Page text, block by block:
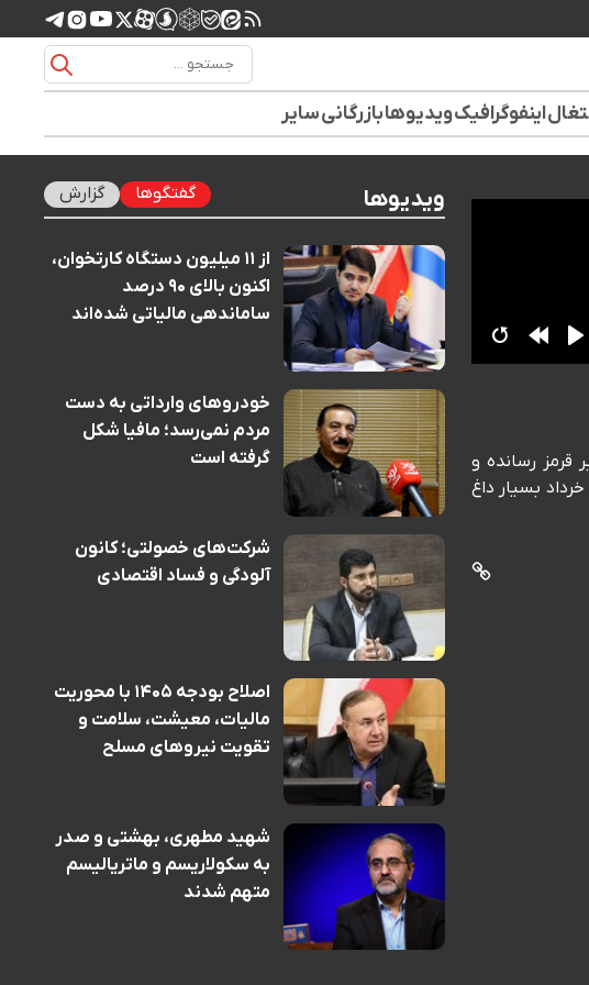
اینفوگرافیکویدیوهابازرگانیسایر
را به آژیر قرمز رسانده و
مالی از ابتدای خرداد بسیار داغ
ویدیوها گفتگوها گزارش
از ۱۱ میلیون دستگاه کارتخوان،
اکنون بالای ۹۰ درصد
ساماندهی مالیاتی شده‌اند
خودروهای وارداتی به دست
مردم نمی‌رسد؛ مافیا شکل
گرفته است
شرکت‌های خصولتی؛ کانون
آلودگی و فساد اقتصادی
اصلاح بودجه ۱۴۰۵ با محوریت
مالیات، معیشت، سلامت و
تقویت نیروهای مسلح
شهید مطهری، بهشتی و صدر
به سکولاریسم و ماتریالیسم
متهم شدند